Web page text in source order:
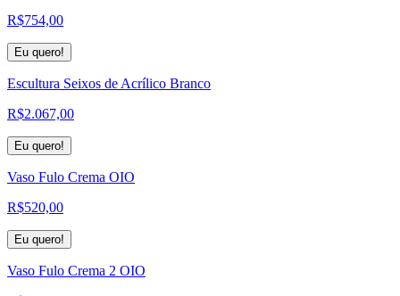
R$754,00
Eu quero!
Escultura Seixos de Acrílico Branco
R$2.067,00
Eu quero!
Vaso Fulo Crema OIO
R$520,00
Eu quero!
Vaso Fulo Crema 2 OIO